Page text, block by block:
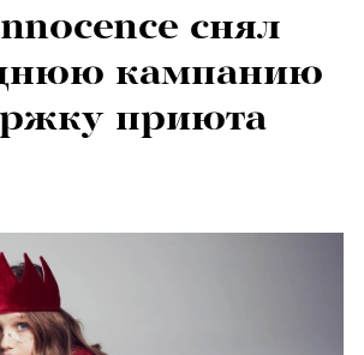
снял
кампанию
приюта